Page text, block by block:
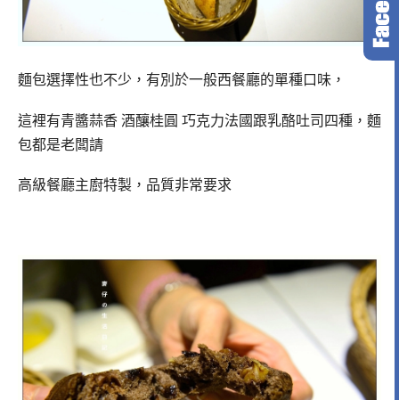
麵包選擇性也不少，有別於一般西餐廳的單種口味，
這裡有青醬蒜香 酒釀桂圓 巧克力法國跟乳酪吐司四種，麵
包都是老闆請
高級餐廳主廚特製，品質非常要求